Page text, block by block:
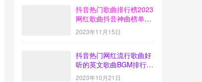
抖音热门歌曲排行榜2023
网红歌曲抖音神曲榜单音
乐打包下载【2023-10】
2023年11月15日
抖音热门网红流行歌曲好
听的英文歌曲BGM排行榜
下载【2023-09】
2023年10月21日